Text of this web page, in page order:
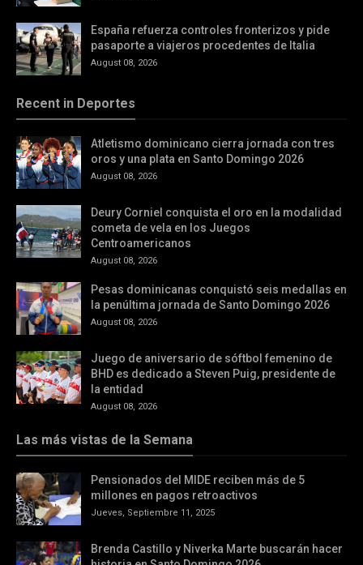
España refuerza controles fronterizos y pide
pasaporte a viajeros procedentes de Italia
August 08, 2026
Recent in Deportes
Atletismo dominicano cierra jornada con tres
oros y una plata en Santo Domingo 2026
August 08, 2026
Deury Corniel conquista el oro en la modalidad
cometa de vela en los Juegos
Centroamericanos
August 08, 2026
Pesas dominicanas conquistó seis medallas en
la penúltima jornada de Santo Domingo 2026
August 08, 2026
Juego de aniversario de sóftbol femenino de
BHD es dedicado a Steven Puig, presidente de
la entidad
August 08, 2026
Las más vistas de la Semana
Pensionados del MIDE reciben más de 5
millones en pagos retroactivos
Jueves, Septiembre 11, 2025
Brenda Castillo y Niverka Marte buscarán hacer